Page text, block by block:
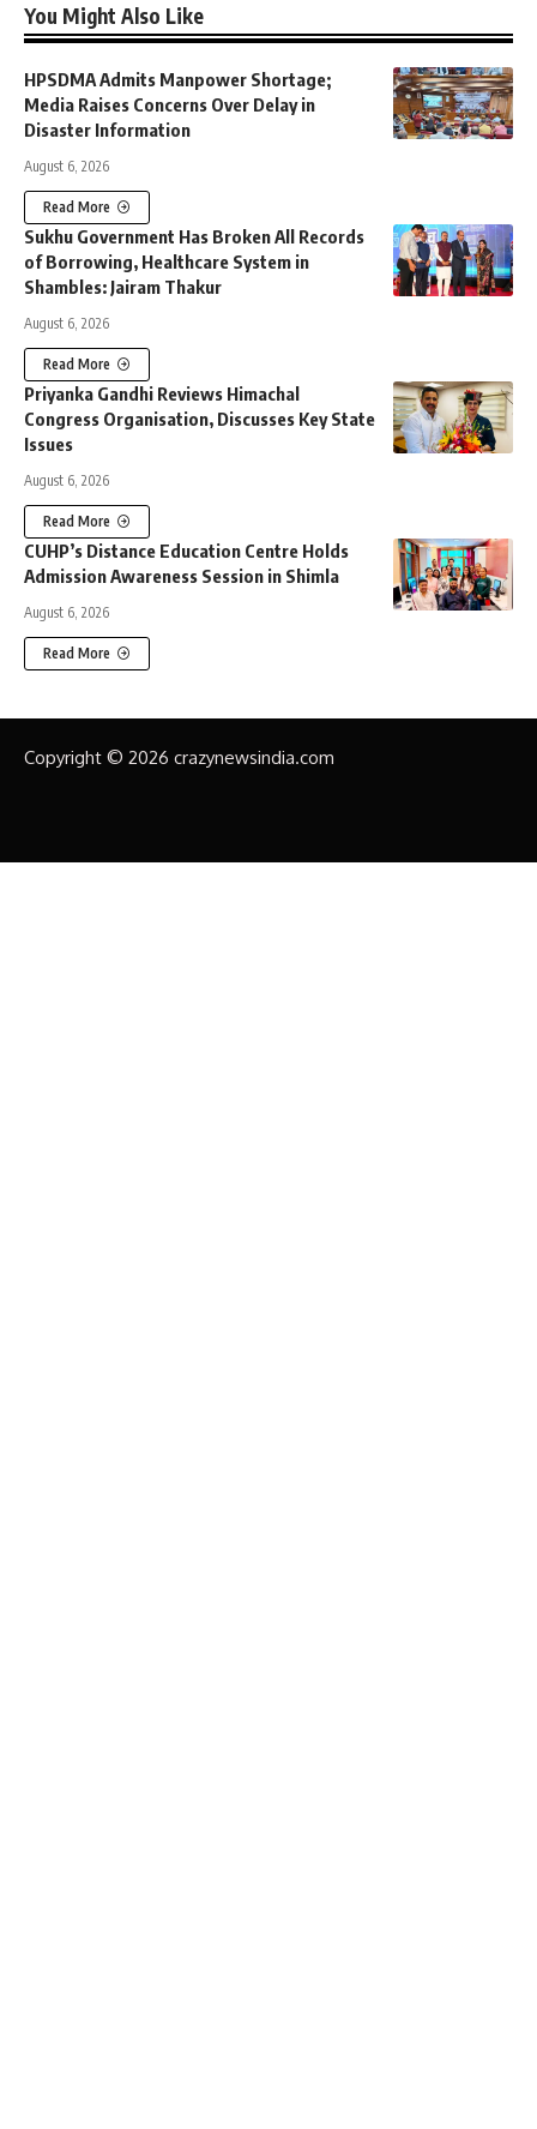
You Might Also Like
HPSDMA Admits Manpower Shortage;
Media Raises Concerns Over Delay in
Disaster Information
August 6, 2026
Read More
Sukhu Government Has Broken All Records
of Borrowing, Healthcare System in
Shambles: Jairam Thakur
August 6, 2026
Read More
Priyanka Gandhi Reviews Himachal
Congress Organisation, Discusses Key State
Issues
August 6, 2026
Read More
CUHP’s Distance Education Centre Holds
Admission Awareness Session in Shimla
August 6, 2026
Read More
Copyright © 2026 crazynewsindia.com